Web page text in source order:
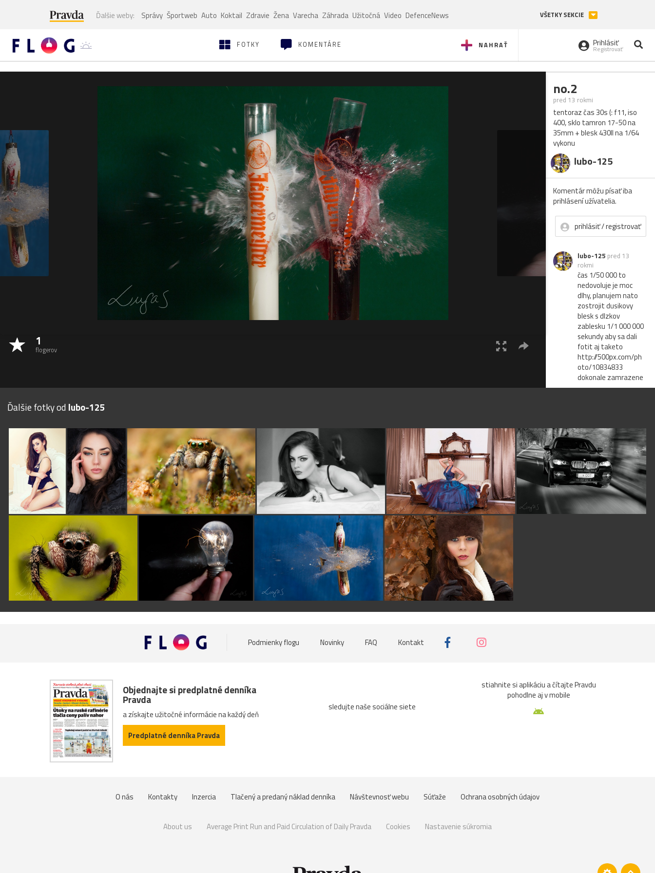
Ďalšie weby: Správy Športweb Auto Koktail Zdravie Žena Varecha Záhrada Užitočná Video DefenceNews VŠETKY SEKCIE
NAHRAŤ
FOTKY KOMENTÁRE Prihlásiť
Registrovať
1
flogerov
no.2
pred 13 rokmi
tentoraz čas 30s (: f11, iso
400, sklo tamron 17-50 na
35mm + blesk 430II na 1/64
vykonu
lubo-125
Komentár môžu písať iba
prihlásení užívatelia.
prihlásiť / registrovať
lubo-125 pred 13
rokmi
čas 1/50 000 to
nedovoluje je moc
dlhy, planujem nato
zostrojit dusikovy
blesk s dlzkov
zablesku 1/1 000 000
sekundy aby sa dali
fotit aj taketo
http://500px.com/ph
oto/10834833
dokonale zamrazene
kvapky ostré?
Stanislav-Orolinpred
13 rokmi
určite zaujímavý
pokus.
Ďalšie fotky od lubo-125
Podmienky flogu Novinky FAQ Kontakt
Objednajte si predplatné denníka
Pravda
a získajte užitočné informácie na každý deň
Predplatné denníka Pravda
sledujte naše sociálne siete
stiahnite si aplikáciu a čítajte Pravdu
pohodlne aj v mobile
O nás Kontakty Inzercia Tlačený a predaný náklad denníka Návštevnosť webu Súťaže Ochrana osobných údajov
About us Average Print Run and Paid Circulation of Daily Pravda Cookies Nastavenie súkromia